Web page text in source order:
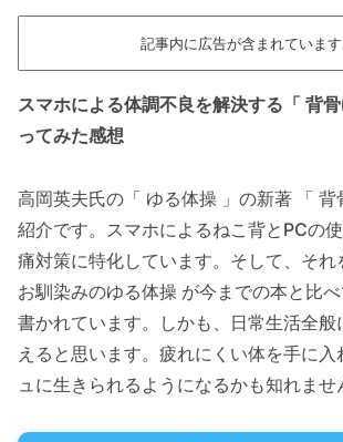
記事内に広告が含まれています
スマホによる体調不良を解決する「 背
ってみた感想
高岡英夫氏の「 ゆる体操 」の新著 「 背
紹介です。スマホによるねこ背とPCの
痛対策に特化しています。そして、それ
お馴染みのゆる体操 が今までの本と比べ
書かれています。しかも、日常生活全
えると思います。疲れにくい体を手に
ュに生きられるようになるかも知れませ